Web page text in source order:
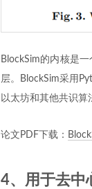
BlockSim的内核是
层。BlockSim采用
以太坊和其他共识算
论文PDF下载：
4、用于去中